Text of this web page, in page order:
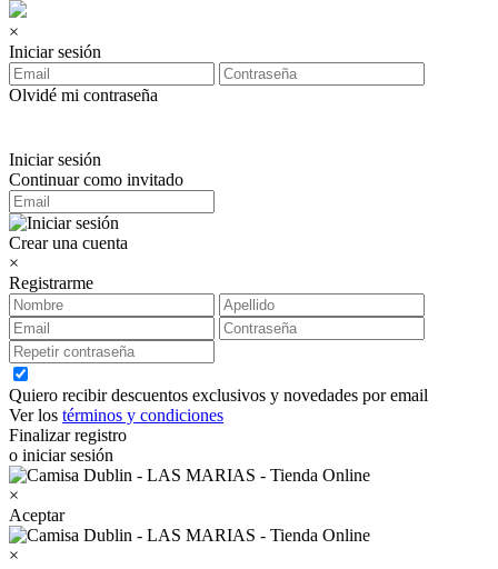
×
Iniciar sesión
Olvidé mi contraseña
Iniciar sesión
Continuar como invitado
Crear una cuenta
×
Registrarme
Quiero recibir descuentos exclusivos y novedades por email
Ver los términos y condiciones
Finalizar registro
o iniciar sesión
×
Aceptar
×